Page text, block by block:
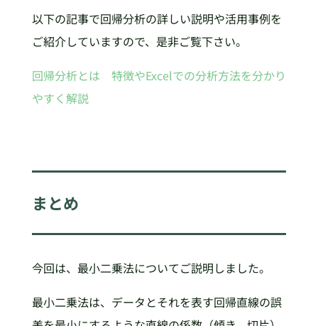
以下の記事で回帰分析の詳しい説明や活用事例を
ご紹介していますので、是非ご覧下さい。
回帰分析とは 特徴やExcelでの分析方法を分かり
やすく解説
まとめ
今回は、最小二乗法についてご説明しました。
最小二乗法は、データとそれを表す回帰直線の誤